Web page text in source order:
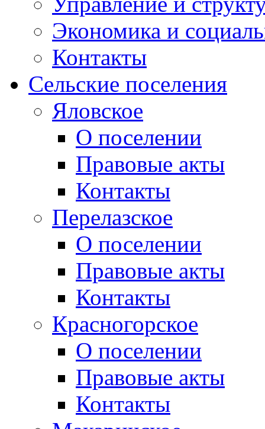
Экономика и
Контакты
Сельские поселения
Яловское
О поселении
Правовые акты
Контакты
Перелазское
О поселении
Правовые акты
Контакты
Красногорское
О поселении
Правовые акты
Контакты